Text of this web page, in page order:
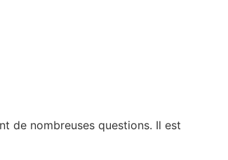
de nombreuses questions. Il est